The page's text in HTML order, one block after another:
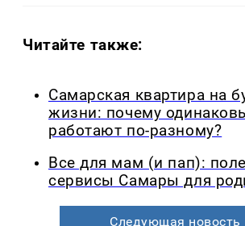
Читайте также:
Самарская квартира на
жизни: почему
работают по-разному?
Все для мам (и пап):
сервисы Самары для
Следующая новость